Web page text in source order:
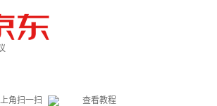
角扫一扫 查看教程